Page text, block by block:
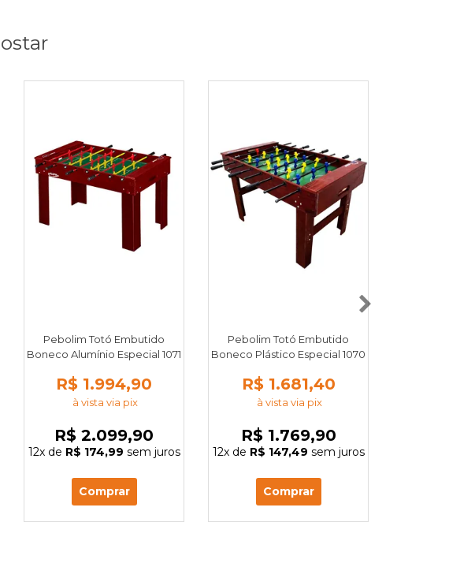
Pebolim Totó Embutido
Boneco Alumínio Especial 1071
R$ 1.994,90
à vista via pix
R$ 2.099,90
12xde R$ 174,99 sem juros
Comprar
Pebolim Totó Embutido
Boneco Plástico Especial 1070
R$ 1.681,40
à vista via pix
R$ 1.769,90
12xde R$ 147,49 sem juros
Comprar